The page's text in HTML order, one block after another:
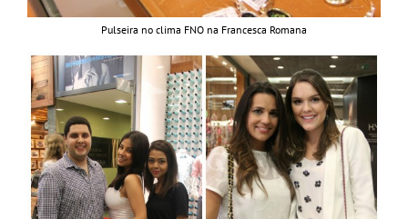
Pulseira no clima FNO na Francesca Romana